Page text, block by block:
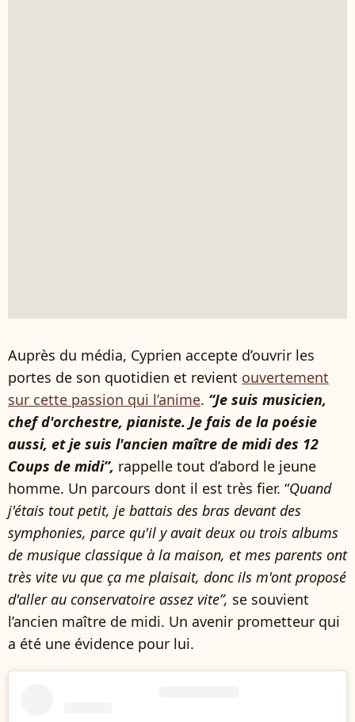
Auprès du média, Cyprien accepte d’ouvrir les
portes de son quotidien et revient ouvertement
sur cette passion qui l’anime. “Je suis musicien,
chef d'orchestre, pianiste. Je fais de la poésie
aussi, et je suis l'ancien maître de midi des 12
Coups de midi”, rappelle tout d’abord le jeune
homme. Un parcours dont il est très fier. “Quand
j'étais tout petit, je battais des bras devant des
symphonies, parce qu'il y avait deux ou trois albums
de musique classique à la maison, et mes parents ont
très vite vu que ça me plaisait, donc ils m'ont proposé
d'aller au conservatoire assez vite”, se souvient
l’ancien maître de midi. Un avenir prometteur qui
a été une évidence pour lui.